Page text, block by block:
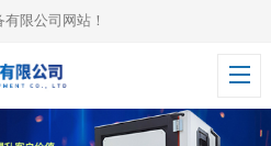
限公司网站！